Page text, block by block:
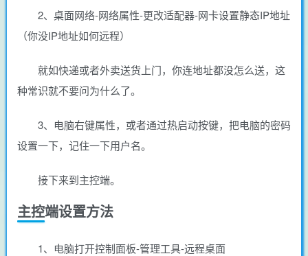
2、桌面网络-网络属性-更改适配器-网卡设置静态IP地址
（你没IP地址如何远程）
就如快递或者外卖送货上门，你连地址都没怎么送，这
种常识就不要问为什么了。
3、电脑右键属性，或者通过热启动按键，把电脑的密码
设置一下，记住一下用户名。
接下来到主控端。
主控端设置方法
1、电脑打开控制面板-管理工具-远程桌面